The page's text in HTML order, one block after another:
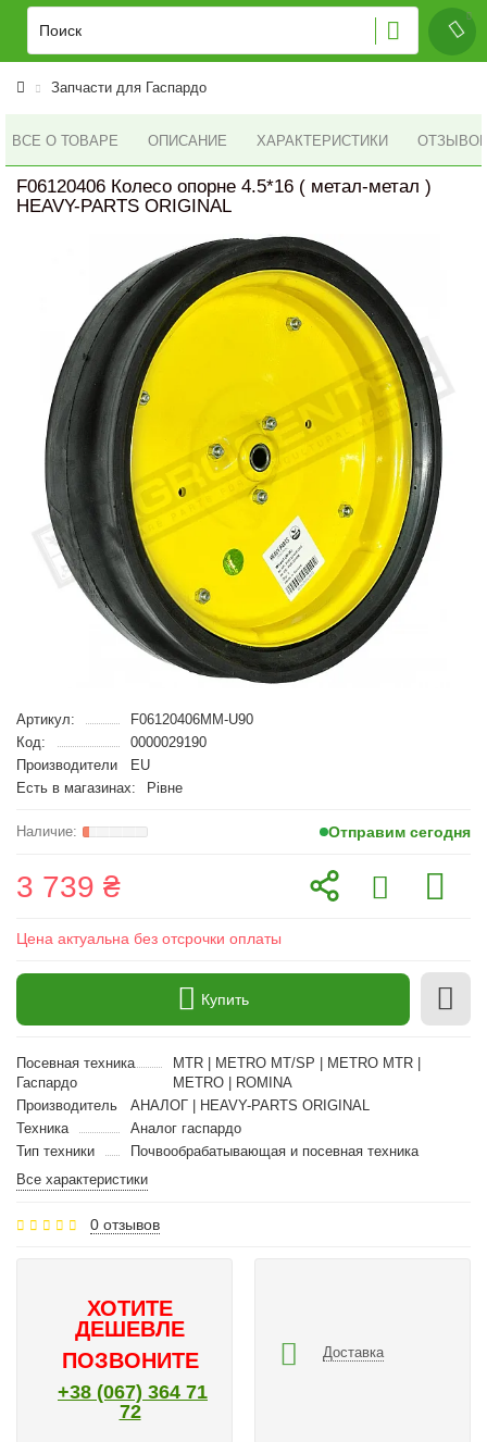
Запчасти для Гаспардо
ВСЕ О ТОВАРЕ ОПИСАНИЕ ХАРАКТЕРИСТИКИ ОТЗЫВОВ
F06120406 Колесо опорне 4.5*16 ( метал-метал )
HEAVY-PARTS ORIGINAL
Артикул:
F06120406MM-U90
Код:
0000029190
Производители
EU
Есть в магазинах:
Рівне
Отправим сегодня
3 739 ₴
Цена актуальна без отсрочки оплаты
Купить
Посевная техника
Гаспардо
MTR | METRO MT/SP | METRO MTR |
METRO | ROMINA
Производитель
АНАЛОГ | HEAVY-PARTS ORIGINAL
Техника
Аналог гаспардо
Тип техники
Почвообрабатывающая и посевная техника
Все характеристики
0 отзывов
ХОТИТЕ
ДЕШЕВЛЕ
ПОЗВОНИТЕ
+38 (067) 364 71
72
Доставка